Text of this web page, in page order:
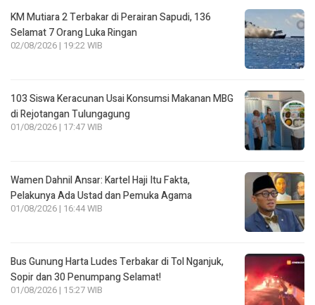
KM Mutiara 2 Terbakar di Perairan Sapudi, 136
Selamat 7 Orang Luka Ringan
02/08/2026 | 19:22 WIB
103 Siswa Keracunan Usai Konsumsi Makanan MBG
di Rejotangan Tulungagung
01/08/2026 | 17:47 WIB
Wamen Dahnil Ansar: Kartel Haji Itu Fakta,
Pelakunya Ada Ustad dan Pemuka Agama
01/08/2026 | 16:44 WIB
Bus Gunung Harta Ludes Terbakar di Tol Nganjuk,
Sopir dan 30 Penumpang Selamat!
01/08/2026 | 15:27 WIB